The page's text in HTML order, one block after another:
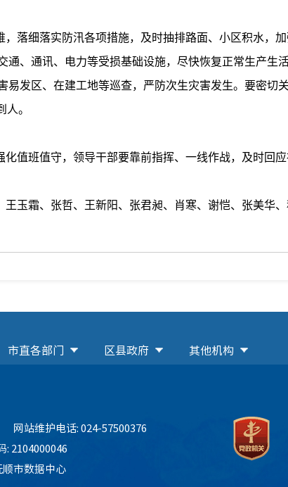
细落实防汛各项措施，及时抽排路面、小区积水，
通、通讯、电力等受损基础设施，尽快恢复正常生产生
易发区、在建工地等巡查，严防次生灾害发生。要密切
。
班值守，领导干部要靠前指挥、一线作战，及时回应
霜、张哲、王新阳、张君昶、肖寒、谢恺、张美华、
市直各部门 区县政府 其他机构
网站维护电话: 024-57500376
: 2104000046
市数据中心